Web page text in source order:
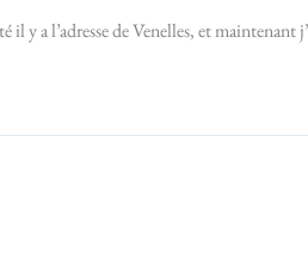
il y a l’adresse de Venelles, et